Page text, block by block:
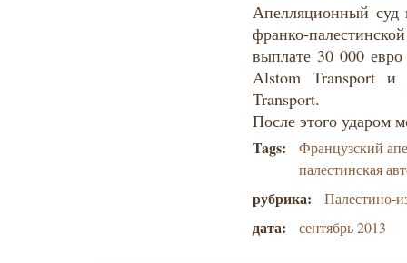
Апелляционный
франко-
выплате 30 000
Alstom Transport
Transport.
После этого ударом
Tags:
Французский
палестинская
рубрика: Палестино-
дата: сентябрь 2013